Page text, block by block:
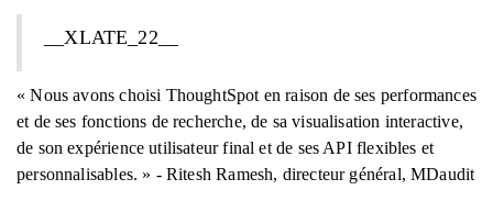
__XLATE_22__
« Nous avons choisi ThoughtSpot en raison de ses performances
et de ses fonctions de recherche, de sa visualisation interactive,
de son expérience utilisateur final et de ses API flexibles et
personnalisables. » - Ritesh Ramesh, directeur général, MDaudit